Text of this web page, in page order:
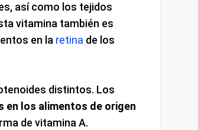
así como los tejidos
vitamina también es
en la retina de los
distintos. Los
en los alimentos de origen
de vitamina A.